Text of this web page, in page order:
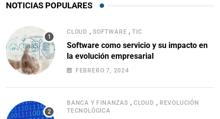
NOTICIAS POPULARES
CLOUD , SOFTWARE ,TIC
Software como servicio y su impacto en
la evolución empresarial
FEBRERO 7, 2024
BANCA Y FINANZAS , CLOUD , REVOLUCIÓN
TECNOLÓGICA